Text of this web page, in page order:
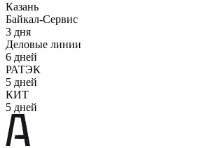
Казань
Байкал-Сервис
3 дня
Деловые линии
6 дней
РАТЭК
5 дней
КИТ
5 дней